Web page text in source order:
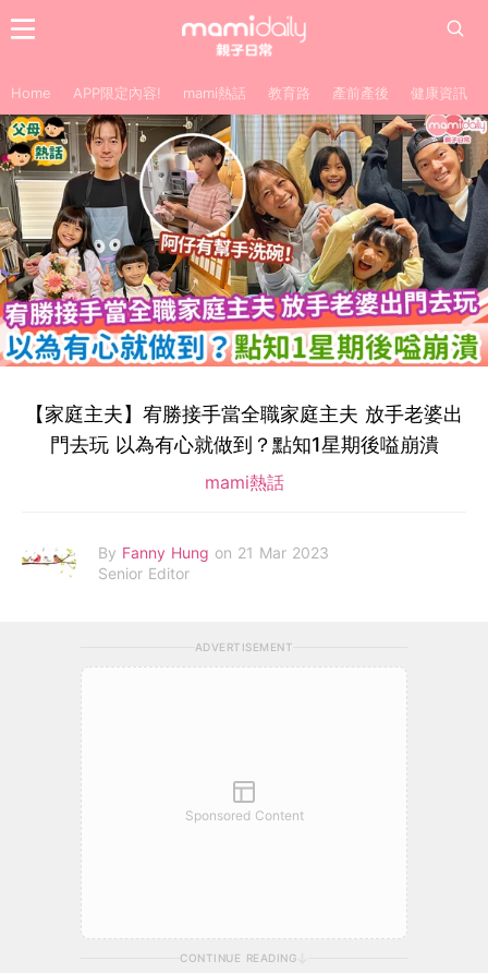
Home APP限定內容! mami熱話 教育路 產前產後 健康資訊
【家庭主夫】宥勝接手當全職家庭主夫 放手老婆出
門去玩 以為有心就做到？點知1星期後嗌崩潰
mami熱話
By Fanny Hung on 21 Mar 2023
Senior Editor
ADVERTISEMENT
Sponsored Content
CONTINUE READING